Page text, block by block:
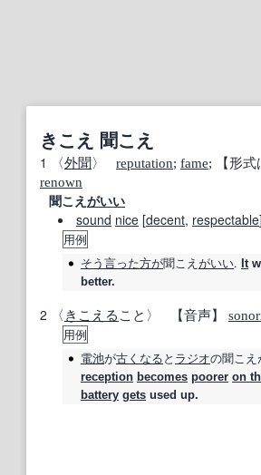
きこえ 聞こえ
1 〈外聞〉 reputation; fame;
【形
renown
聞こえ がいい
sound nice [decent, respectable]
用例
そう言った方が聞こえ がいい. It
better.
2 〈 きこえる こと〉 【音声】
用例
電池が古くなると ラジオの聞こえ
reception becomes poorer on
battery gets used up.